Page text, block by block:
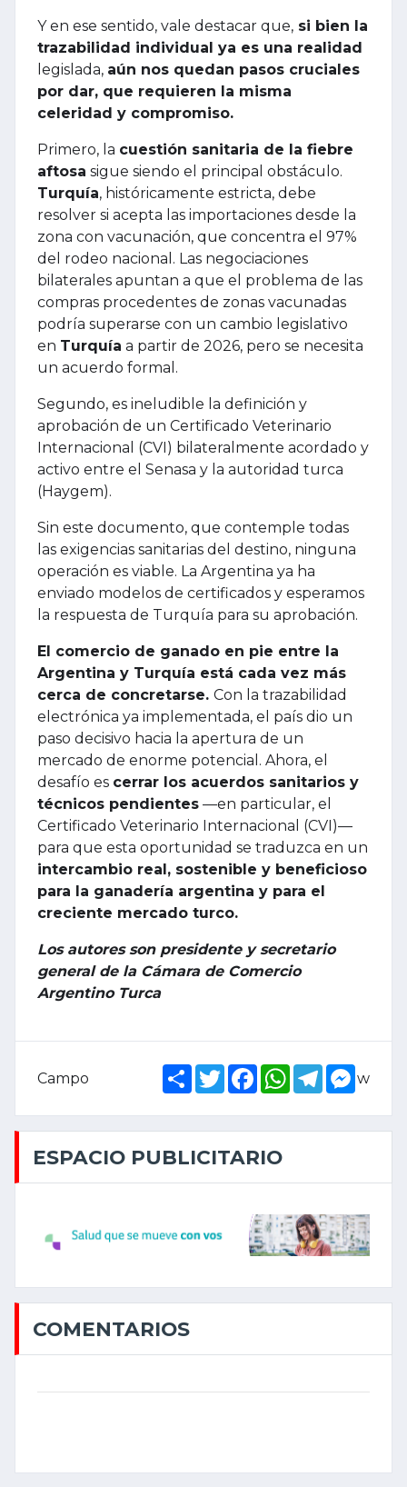
Y en ese sentido, vale destacar que, si bien la
trazabilidad individual ya es una realidad
legislada, aún nos quedan pasos cruciales
por dar, que requieren la misma
celeridad y compromiso.
Primero, la cuestión sanitaria de la fiebre
aftosa sigue siendo el principal obstáculo.
Turquía, históricamente estricta, debe
resolver si acepta las importaciones desde la
zona con vacunación, que concentra el 97%
del rodeo nacional. Las negociaciones
bilaterales apuntan a que el problema de las
compras procedentes de zonas vacunadas
podría superarse con un cambio legislativo
en Turquía a partir de 2026, pero se necesita
un acuerdo formal.
Segundo, es ineludible la definición y
aprobación de un Certificado Veterinario
Internacional (CVI) bilateralmente acordado y
activo entre el Senasa y la autoridad turca
(Haygem).
Sin este documento, que contemple todas
las exigencias sanitarias del destino, ninguna
operación es viable. La Argentina ya ha
enviado modelos de certificados y esperamos
la respuesta de Turquía para su aprobación.
El comercio de ganado en pie entre la
Argentina y Turquía está cada vez más
cerca de concretarse. Con la trazabilidad
electrónica ya implementada, el país dio un
paso decisivo hacia la apertura de un
mercado de enorme potencial. Ahora, el
desafío es cerrar los acuerdos sanitarios y
técnicos pendientes —en particular, el
Certificado Veterinario Internacional (CVI)—
para que esta oportunidad se traduzca en un
intercambio real, sostenible y beneficioso
para la ganadería argentina y para el
creciente mercado turco.
Los autores son presidente y secretario
general de la Cámara de Comercio
Argentino Turca
Campo ShareTwitterFacebookWhatsApp
Telegram
w
ESPACIO PUBLICITARIO
COMENTARIOS